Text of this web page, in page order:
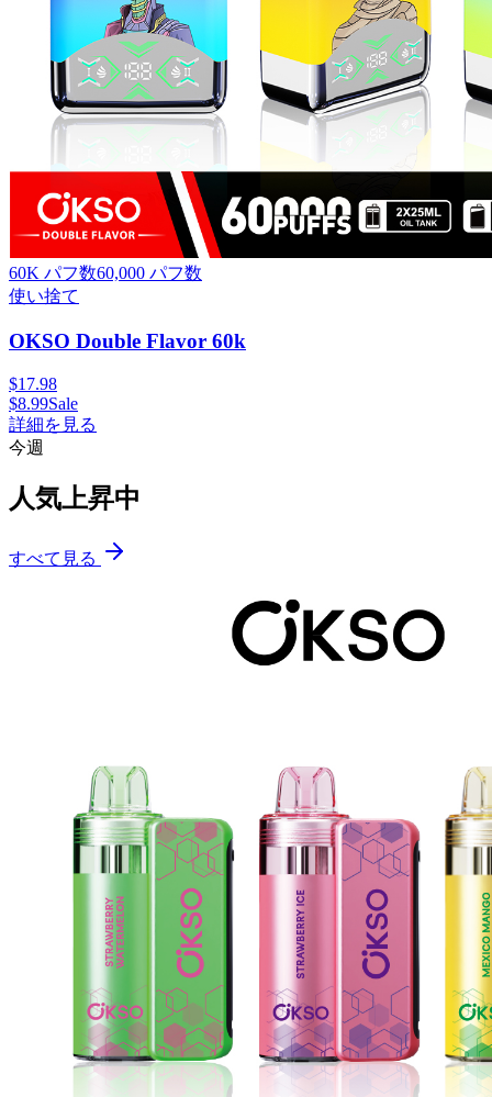
60K パフ数60,000 パフ数
使い捨て
OKSO Double Flavor 60k
$17.98
$8.99Sale
詳細を見る
今週
人気上昇中
すべて見る